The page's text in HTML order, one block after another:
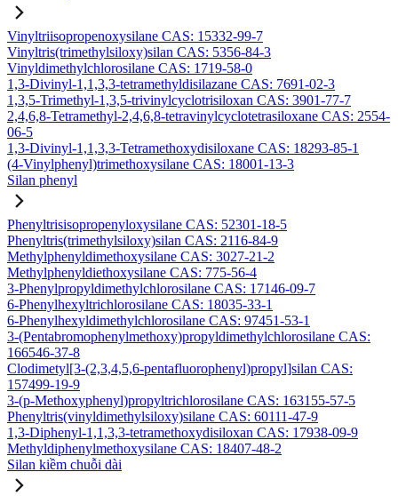
Vinyltriisopropenoxysilane CAS: 15332-99-7
Vinyltris(trimethylsiloxy)silan CAS: 5356-84-3
Vinyldimethylchlorosilane CAS: 1719-58-0
1,3-Divinyl-1,1,3,3-tetramethyldisilazane CAS: 7691-02-3
1,3,5-Trimethyl-1,3,5-trivinylcyclotrisiloxan CAS: 3901-77-7
2,4,6,8-Tetramethyl-2,4,6,8-tetravinylcyclotetrasiloxane CAS: 2554-
06-5
1,3-Divinyl-1,1,3,3-Tetramethoxydisiloxane CAS: 18293-85-1
(4-Vinylphenyl)trimethoxysilane CAS: 18001-13-3
Silan phenyl
Phenyltrisisopropenyloxysilane CAS: 52301-18-5
Phenyltris(trimethylsiloxy)silan CAS: 2116-84-9
Methylphenyldimethoxysilane CAS: 3027-21-2
Methylphenyldiethoxysilane CAS: 775-56-4
3-Phenylpropyldimethylchlorosilane CAS: 17146-09-7
6-Phenylhexyltrichlorosilane CAS: 18035-33-1
6-Phenylhexyldimethylchlorosilane CAS: 97451-53-1
3-(Pentabromophenylmethoxy)propyldimethylchlorosilane CAS:
166546-37-8
Clodimetyl[3-(2,3,4,5,6-pentafluorophenyl)propyl]silan CAS:
157499-19-9
3-(p-Methoxyphenyl)propyltrichlorosilane CAS: 163155-57-5
Phenyltris(vinyldimethylsiloxy)silane CAS: 60111-47-9
1,3-Diphenyl-1,1,3,3-tetramethoxydisiloxan CAS: 17938-09-9
Methyldiphenylmethoxysilane CAS: 18407-48-2
Silan kiềm chuỗi dài